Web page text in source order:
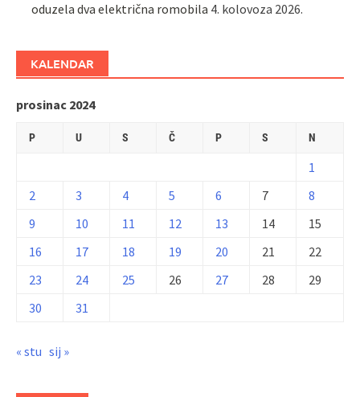
oduzela dva električna romobila 4. kolovoza 2026.
KALENDAR
prosinac 2024
P U S Č P S N
1
2
3 4 5 6 7
8
9
10 11 12 13 14
15
16
17 18 19 20 21
22
23
24 25 26 27 28
29
30
31
« stu sij »